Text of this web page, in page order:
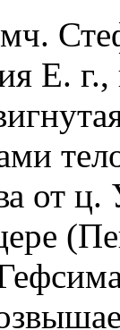
Е. г.,
от ц.